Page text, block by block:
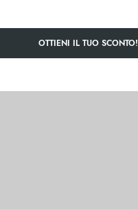
OTTIENI IL TUO SCONTO!